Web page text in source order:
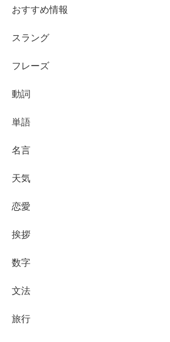
おすすめ情報
スラング
フレーズ
動詞
単語
名言
天気
恋愛
挨拶
数字
文法
旅行